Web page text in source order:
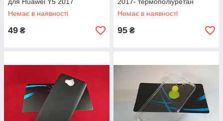
для Huawei Y5 2017
Немає в наявності
49 ₴
2017- термополіуретан
Немає в наявності
95 ₴